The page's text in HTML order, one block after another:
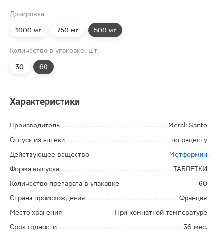
Дозировка
1000 мг 750 мг 500 мг
Количество в упаковке, шт
30 60
Характеристики
Производитель
Merck Sante
Отпуск из аптеки
по рецепту
Действующее вещество
Метформин
Форма выпуска
ТАБЛЕТКИ
Количество препарата в упаковке
60
Страна происхождения
Франция
Место хранения
При комнатной температуре
Срок годности
36 мес.